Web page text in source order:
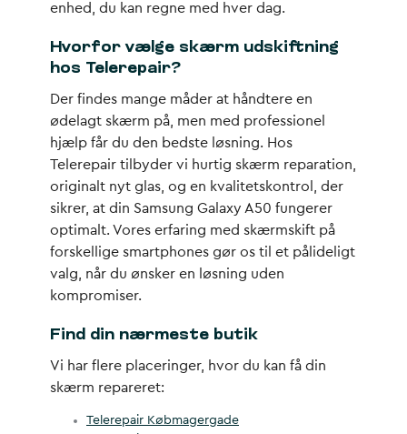
enhed, du kan regne med hver dag.
Hvorfor vælge skærm udskiftning
hos Telerepair?
Der findes mange måder at håndtere en
ødelagt skærm på, men med professionel
hjælp får du den bedste løsning. Hos
Telerepair tilbyder vi hurtig skærm reparation,
originalt nyt glas, og en kvalitetskontrol, der
sikrer, at din Samsung Galaxy A50 fungerer
optimalt. Vores erfaring med skærmskift på
forskellige smartphones gør os til et pålideligt
valg, når du ønsker en løsning uden
kompromiser.
Find din nærmeste butik
Vi har flere placeringer, hvor du kan få din
skærm repareret:
Telerepair Købmagergade